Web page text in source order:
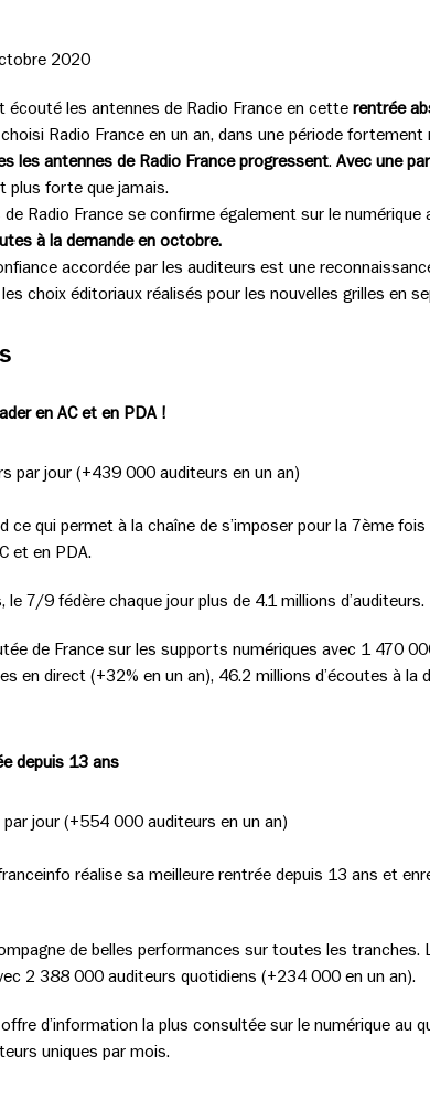
2020
écouté les antennes de Radio France en cette rentrée
Radio France en un an, dans une période
les antennes de Radio France progressent. Avec une
plus forte que jamais.
de Radio France se confirme également sur le numérique
à la demande en octobre.
accordée par les auditeurs est une
choix éditoriaux réalisés pour les nouvelles grilles en
en AC et en PDA !
par jour (+439 000 auditeurs en un an)
ce qui permet à la chaîne de s’imposer pour la 7ème
et en PDA.
le 7/9 fédère chaque jour plus de 4.1 millions d’auditeurs.
de France sur les supports numériques avec 1 470
en direct (+32% en un an), 46.2 millions d’écoutes à la
depuis 13 ans
jour (+554 000 auditeurs en un an)
réalise sa meilleure rentrée depuis 13 ans et
de belles performances sur toutes les
2 388 000 auditeurs quotidiens (+234 000 en un an).
d’information la plus consultée sur le numérique au
uniques par mois.